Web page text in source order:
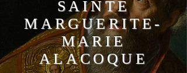
SAINTE
MARGUERITE-
MARIE
ALACOQUE